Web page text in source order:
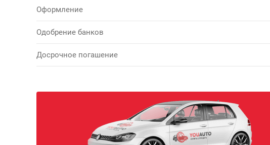
Оформление
Одобрение банков
Досрочное погашение